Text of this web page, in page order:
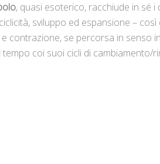
, quasi esoterico, racchiude in sé i
sviluppo ed espansione –
contrazione, se percorsa in senso
coi suoi cicli di cambiamento/